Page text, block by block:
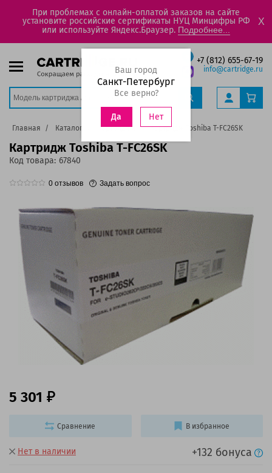
При проблемах с онлайн-оплатой заказов на сайте
установите российские сертификаты НУЦ Минцифры РФ
или используйте Яндекс.Браузер. Подробнее...
X
+7 (812) 655-67-19
info@cartridge.ru
Ваш город
Санкт-Петербург
Все верно?
Да Нет
Главная Каталог Картриджи Картридж Toshiba T-FC26SK
Картридж Toshiba T-FC26SK
Код товара: 67840
0 отзывов Задать вопрос
Нет в наличии +132 бонуса
5 301
Сравнение В избранное